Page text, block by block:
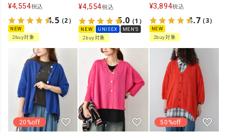
¥4,554税込
4.5（2）
NEW
2buy対象
¥4,554税込
5.0（1）
NEW UNISEX
MEN'S
2buy対象
¥3,894税込
4.7（3）
NEW
2buy対象
20%off 50%off